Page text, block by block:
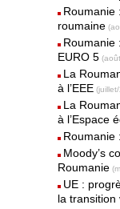
Roumanie
roumaine
Roumanie
EURO 5
La
à l’EEE
La
à l’Espace
Roumanie
Moody’s
Roumanie
UE :
la